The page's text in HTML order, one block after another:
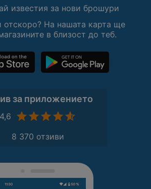
известия за нови брошури
отскоро? На нашата карта ще
в близост до теб.
за приложението
4,6
8 370 отзиви